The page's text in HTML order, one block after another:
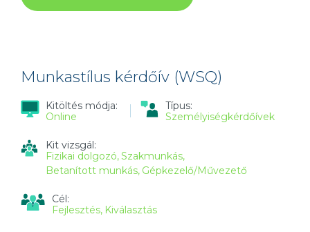
VEZETŐK
ÉS
SZAKÉRTŐK
SZÁMÁRA
TARTALOMMAL
Munkastílus kérdőív (WSQ)
Kitöltés módja:
Online
Típus:
Személyiségkérdőívek
Kit vizsgál:
Fizikai dolgozó Szakmunkás
Betanított munkás Gépkezelő/Művezető
Cél:
Fejlesztés Kiválasztás